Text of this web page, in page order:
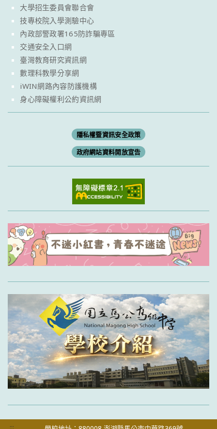
大學招生委員會聯合會
技專校院入學測驗中心
內政部警政署165防詐騙專區
交通安全入口網
臺灣教育研究資訊網
數理科教學分享網
iWIN網路內容防護機構
身心障礙權利公約資訊網
隱私權暨資訊安全政策
政府網站資料開放宣告
:::